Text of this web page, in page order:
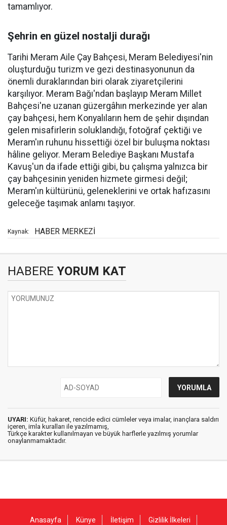
tamamlıyor.
Şehrin en güzel nostalji durağı
Tarihi Meram Aile Çay Bahçesi, Meram Belediyesi'nin
oluşturduğu turizm ve gezi destinasyonunun da
önemli duraklarından biri olarak ziyaretçilerini
karşılıyor. Meram Bağı'ndan başlayıp Meram Millet
Bahçesi'ne uzanan güzergâhın merkezinde yer alan
çay bahçesi, hem Konyalıların hem de şehir dışından
gelen misafirlerin soluklandığı, fotoğraf çektiği ve
Meram'ın ruhunu hissettiği özel bir buluşma noktası
hâline geliyor. Meram Belediye Başkanı Mustafa
Kavuş'un da ifade ettiği gibi, bu çalışma yalnızca bir
çay bahçesinin yeniden hizmete girmesi değil;
Meram'ın kültürünü, geleneklerini ve ortak hafızasını
geleceğe taşımak anlamı taşıyor.
Kaynak: HABER MERKEZİ
HABERE YORUM KAT
UYARI: Küfür, hakaret, rencide edici cümleler veya imalar, inançlara saldırı
içeren, imla kuralları ile yazılmamış,
Türkçe karakter kullanılmayan ve büyük harflerle yazılmış yorumlar
onaylanmamaktadır.
Anasayfa Künye İletişim Gizlilik İlkeleri